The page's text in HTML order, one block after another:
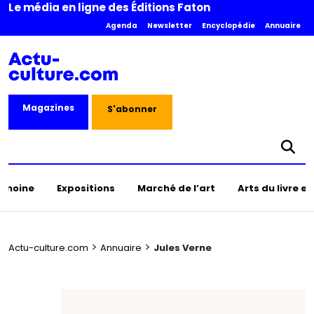
Le média en ligne des Éditions Faton
Agenda Newsletter Encyclopédie Annuaire
Magazines S'abonner
Expositions Marché de l’art Arts du livre
Actu-culture.com > Annuaire > Jules Verne